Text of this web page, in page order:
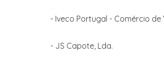
- Iveco Portugal - Comércio de
- JS Capote, Lda.